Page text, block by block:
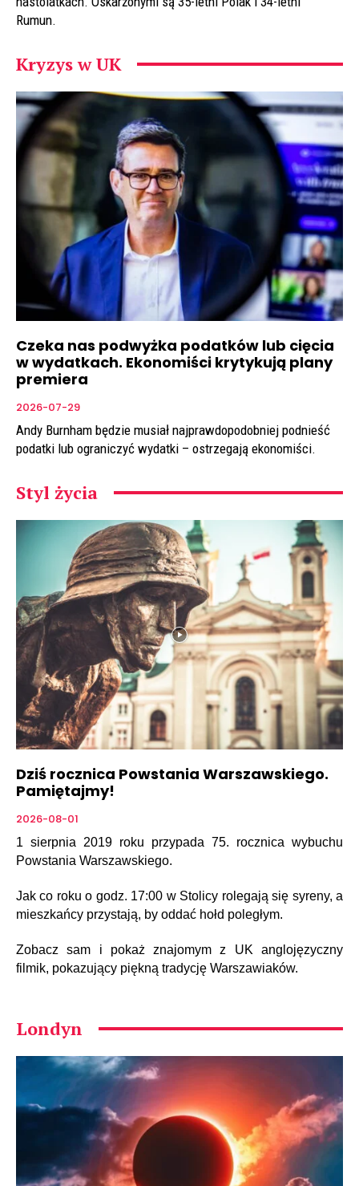
Rumun.
Kryzys w UK
Czeka nas podwyżka podatków lub cięcia
w wydatkach. Ekonomiści krytykują plany
premiera
2026-07-29
Andy Burnham będzie musiał najprawdopodobniej podnieść
podatki lub ograniczyć wydatki – ostrzegają ekonomiści.
Styl życia
Dziś rocznica Powstania Warszawskiego.
Pamiętajmy!
2026-08-01
1 sierpnia 2019 roku przypada 75. rocznica wybuchu
Powstania Warszawskiego.
Jak co roku o godz. 17:00 w Stolicy rolegają się syreny, a
mieszkańcy przystają, by oddać hołd poległym.
Zobacz sam i pokaż znajomym z UK anglojęzyczny
filmik, pokazujący piękną tradycję Warszawiaków.
Londyn